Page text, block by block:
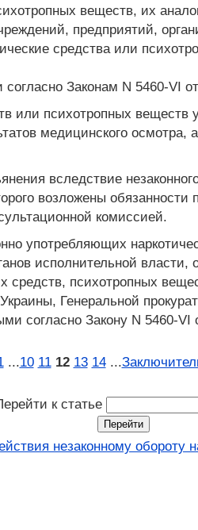
веществ, их
предприятий,
средства или
Законам N 5460-VI
или психотропных
медицинского
вследствие
возложены
комиссией.
употребляющих
исполнительной
психотропных
Генеральной
согласно Закону N 5460-VI
...10 11 12 13 14 ...
к статье
незаконному обороту